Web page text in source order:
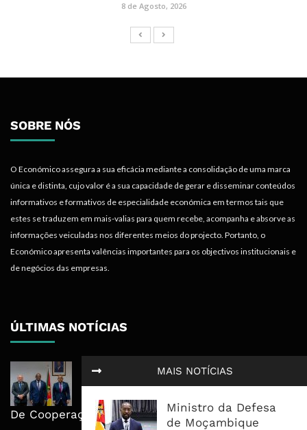
MAIS NOTÍCIAS
Ministro da Defesa
de Moçambique
8 de Agosto, 2026
SOBRE NÓS
O Económico assegura a sua eficácia mediante a consolidação de uma marca
única e distinta, cujo valor é a sua capacidade de gerar e disseminar conteúdos
informativos e formativos de especialidade económica em termos tais que
estes se traduzem em mais-valias para quem recebe, acompanha e absorve as
informações veiculadas nos diferentes meios do projecto. Portanto, o
Económico apresenta valências importantes para os objectivos institucionais e
de negócios das empresas.
ÚLTIMAS NOTÍCIAS
Moçambique E ECA Colocam
Emprego, Industrialização E
Execução No Centro Da Nova Agenda
De Cooperação